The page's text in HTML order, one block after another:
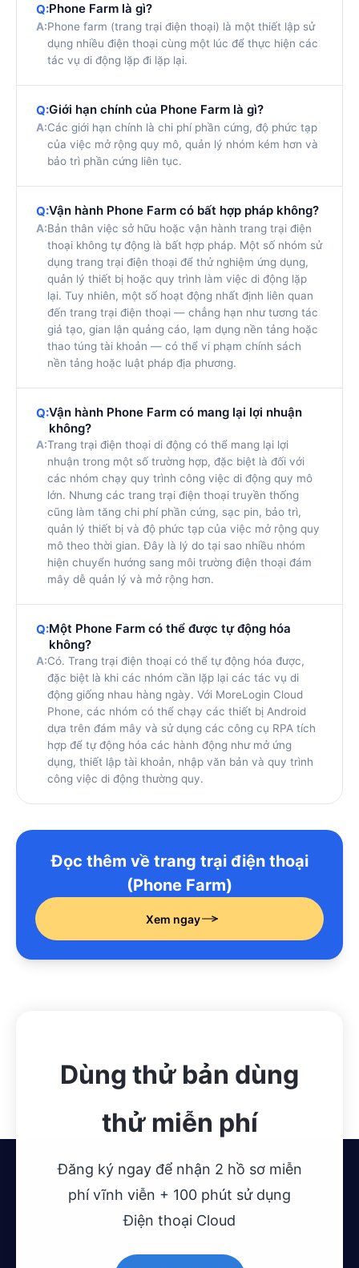
Q:Phone Farm là gì?
A:Phone farm (trang trại điện thoại) là một thiết lập sử
dụng nhiều điện thoại cùng một lúc để thực hiện các
tác vụ di động lặp đi lặp lại.
Q:Giới hạn chính của Phone Farm là gì?
A:Các giới hạn chính là chi phí phần cứng, độ phức tạp
của việc mở rộng quy mô, quản lý nhóm kém hơn và
bảo trì phần cứng liên tục.
Q:Vận hành Phone Farm có bất hợp pháp không?
A:Bản thân việc sở hữu hoặc vận hành trang trại điện
thoại không tự động là bất hợp pháp. Một số nhóm sử
dụng trang trại điện thoại để thử nghiệm ứng dụng,
quản lý thiết bị hoặc quy trình làm việc di động lặp
lại. Tuy nhiên, một số hoạt động nhất định liên quan
đến trang trại điện thoại — chẳng hạn như tương tác
giả tạo, gian lận quảng cáo, lạm dụng nền tảng hoặc
thao túng tài khoản — có thể vi phạm chính sách
nền tảng hoặc luật pháp địa phương.
Q:Vận hành Phone Farm có mang lại lợi nhuận
không?
A:Trang trại điện thoại di động có thể mang lại lợi
nhuận trong một số trường hợp, đặc biệt là đối với
các nhóm chạy quy trình công việc di động quy mô
lớn. Nhưng các trang trại điện thoại truyền thống
cũng làm tăng chi phí phần cứng, sạc pin, bảo trì,
quản lý thiết bị và độ phức tạp của việc mở rộng quy
mô theo thời gian. Đây là lý do tại sao nhiều nhóm
hiện chuyển hướng sang môi trường điện thoại đám
mây dễ quản lý và mở rộng hơn.
Q:Một Phone Farm có thể được tự động hóa
không?
A:Có. Trang trại điện thoại có thể tự động hóa được,
đặc biệt là khi các nhóm cần lặp lại các tác vụ di
động giống nhau hàng ngày. Với MoreLogin Cloud
Phone, các nhóm có thể chạy các thiết bị Android
dựa trên đám mây và sử dụng các công cụ RPA tích
hợp để tự động hóa các hành động như mở ứng
dụng, thiết lập tài khoản, nhập văn bản và quy trình
công việc di động thường quy.
Đọc thêm về trang trại điện thoại
(Phone Farm)
Xem ngay
Dùng thử bản dùng
thử miễn phí
Đăng ký ngay để nhận 2 hồ sơ miễn
phí vĩnh viễn + 100 phút sử dụng
Điện thoại Cloud